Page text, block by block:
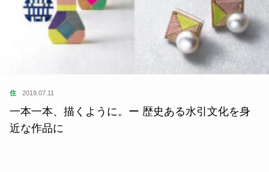
住 2019.07.11
一本一本、描くように。ー 歴史ある水引文化を身
近な作品に